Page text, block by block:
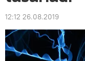
12:12 26.08.2019